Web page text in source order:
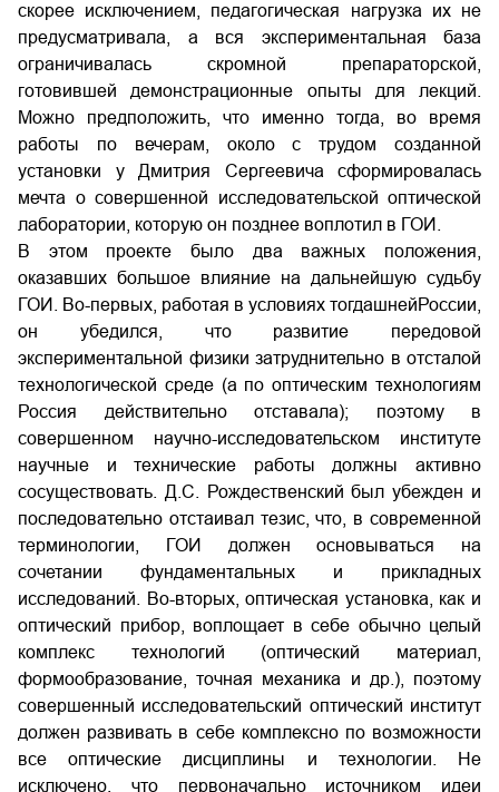
скорее исключением, педагогическая нагрузка их не
предусматривала, а вся экспериментальная база
ограничивалась скромной препараторской,
готовившей демонстрационные опыты для лекций.
Можно предположить, что именно тогда, во время
работы по вечерам, около с трудом созданной
установки у Дмитрия Сергеевича сформировалась
мечта о совершенной исследовательской оптической
лаборатории, которую он позднее воплотил в ГОИ.
В этом проекте было два важных положения,
оказавших большое влияние на дальнейшую судьбу
ГОИ. Во-первых, работая в условиях тогдашнейРоссии,
он убедился, что развитие передовой
экспериментальной физики затруднительно в отсталой
технологической среде (а по оптическим технологиям
Россия действительно отставала); поэтому в
совершенном научно-исследовательском институте
научные и технические работы должны активно
сосуществовать. Д.С. Рождественский был убежден и
последовательно отстаивал тезис, что, в современной
терминологии, ГОИ должен основываться на
сочетании фундаментальных и прикладных
исследований. Во-вторых, оптическая установка, как и
оптический прибор, воплощает в себе обычно целый
комплекс технологий (оптический материал,
формообразование, точная механика и др.), поэтому
совершенный исследовательский оптический институт
должен развивать в себе комплексно по возможности
все оптические дисциплины и технологии. Не
исключено, что первоначально источником идеи